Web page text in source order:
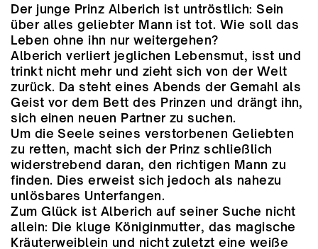
Der junge Prinz Alberich ist untröstlich: Sein
über alles geliebter Mann ist tot. Wie soll das
Leben ohne ihn nur weitergehen?
Alberich verliert jeglichen Lebensmut, isst und
trinkt nicht mehr und zieht sich von der Welt
zurück. Da steht eines Abends der Gemahl als
Geist vor dem Bett des Prinzen und drängt ihn,
sich einen neuen Partner zu suchen.
Um die Seele seines verstorbenen Geliebten
zu retten, macht sich der Prinz schließlich
widerstrebend daran, den richtigen Mann zu
finden. Dies erweist sich jedoch als nahezu
unlösbares Unterfangen.
Zum Glück ist Alberich auf seiner Suche nicht
allein: Die kluge Königinmutter, das magische
Kräuterweiblein und nicht zuletzt eine weiße